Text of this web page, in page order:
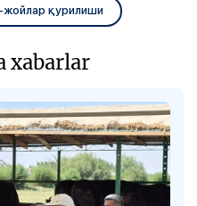
жойлар қурилиши
xabarlar